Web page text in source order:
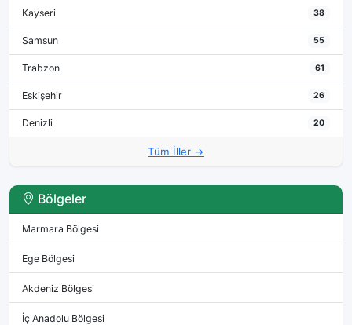
Kayseri 38
Samsun 55
Trabzon 61
Eskişehir 26
Denizli 20
Tüm İller →
Bölgeler
Marmara Bölgesi
Ege Bölgesi
Akdeniz Bölgesi
İç Anadolu Bölgesi